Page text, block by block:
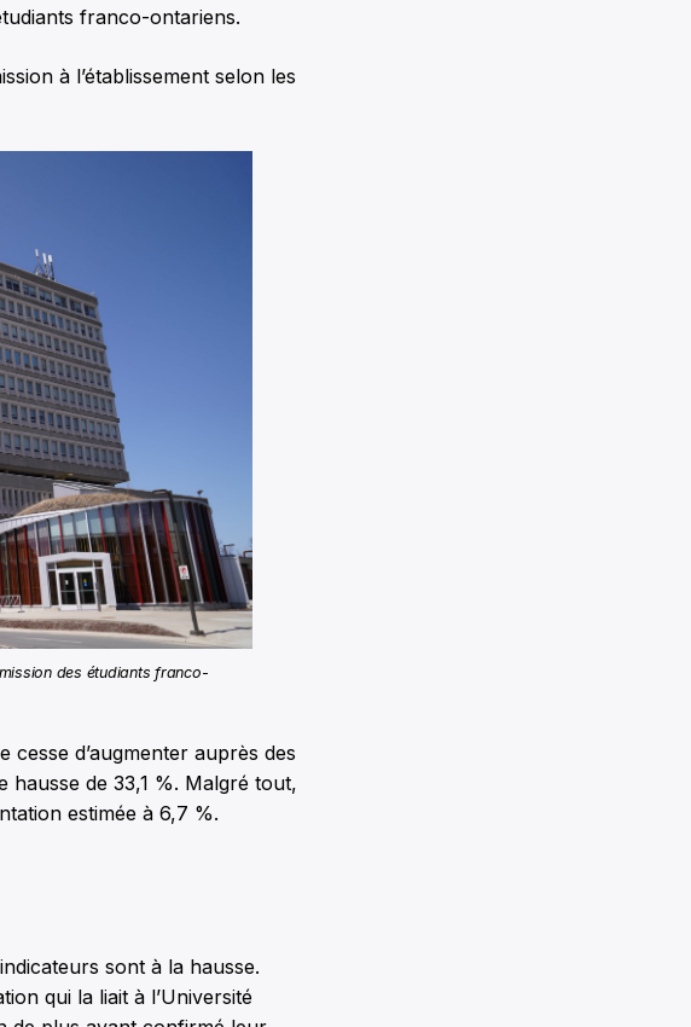
franco-ontariens.
à l’établissement selon les
des étudiants franco-
cesse d’augmenter auprès des
hausse de 33,1 %. Malgré tout,
estimée à 6,7 %.
sont à la hausse.
qui la liait à l’Université